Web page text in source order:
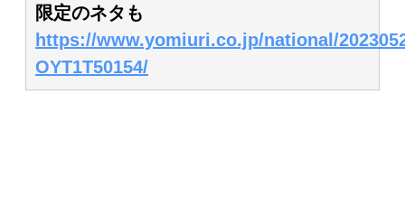
限定のネタも
https://www.yomiuri.co.jp/national/
OYT1T50154/